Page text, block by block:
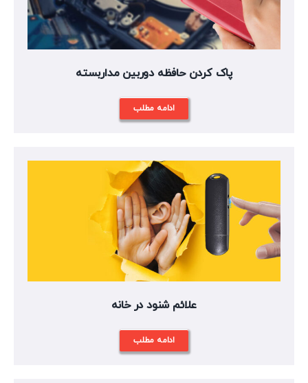
پاک کردن حافظه دوربین مداربسته
ادامه مطلب
علائم شنود در خانه
ادامه مطلب